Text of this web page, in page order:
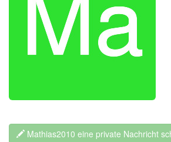
Mathias2010 eine private Nachricht